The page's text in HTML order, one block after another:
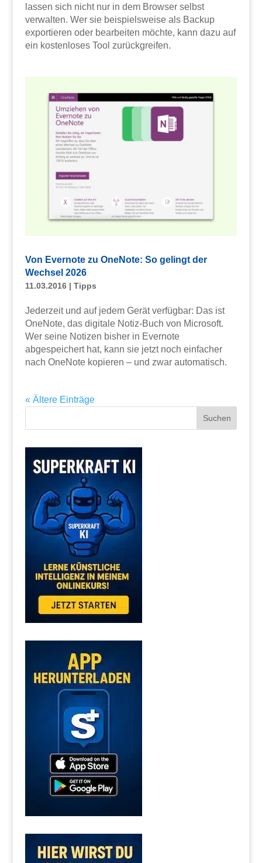
lassen sich nicht nur in dem Browser selbst
verwalten. Wer sie beispielsweise als Backup
exportieren oder bearbeiten möchte, kann dazu auf
ein kostenloses Tool zurückgreifen.
Von Evernote zu OneNote: So gelingt der
Wechsel 2026
11.03.2016| Tipps
Jederzeit und auf jedem Gerät verfügbar: Das ist
OneNote, das digitale Notiz-Buch von Microsoft.
Wer seine Notizen bisher in Evernote
abgespeichert hat, kann sie jetzt noch einfacher
nach OneNote kopieren – und zwar automatisch.
« Ältere Einträge